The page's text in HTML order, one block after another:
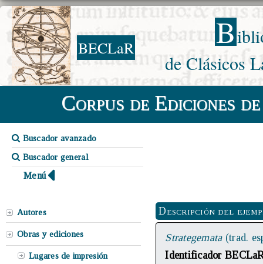
BECLaR B
de Clásicos
Corpus de Ediciones
Buscador avanzado
Buscador general
Menú
Autores
Obras y ediciones
Lugares de impresión
Descripción del
Strategemata (trad.
Identificador